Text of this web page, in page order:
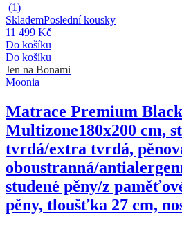
(1)
SklademPoslední kousky
11 499 Kč
Do košíku
Do košíku
Jen na Bonami
Moonia
Matrace Premium Black
Multizone180x200 cm,
tvrdá/extra tvrdá,
oboustranná/
studené pěny/z
pěny, tloušťka 27 cm,